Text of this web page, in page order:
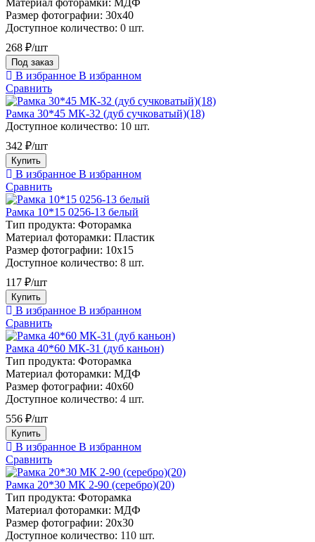
Размер фотографии: 30х40
Доступное количество: 0 шт.
268 ₽/шт
Под заказ
В избранное В избранном
Сравнить
Рамка 30*45 МК-32 (дуб сучковатый)(18)
Доступное количество: 10 шт.
342 ₽/шт
Купить
В избранное В избранном
Сравнить
Рамка 10*15 0256-13 белый
Тип продукта: Фоторамка
Материал фоторамки: Пластик
Размер фотографии: 10х15
Доступное количество: 8 шт.
117 ₽/шт
Купить
В избранное В избранном
Сравнить
Рамка 40*60 МК-31 (дуб каньон)
Тип продукта: Фоторамка
Материал фоторамки: МДФ
Размер фотографии: 40х60
Доступное количество: 4 шт.
556 ₽/шт
Купить
В избранное В избранном
Сравнить
Рамка 20*30 МК 2-90 (серебро)(20)
Тип продукта: Фоторамка
Материал фоторамки: МДФ
Размер фотографии: 20х30
Доступное количество: 110 шт.